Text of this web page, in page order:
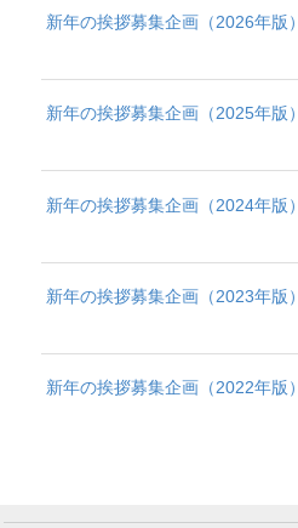
新年の挨拶募集企画（2026年版）
新年の挨拶募集企画（2025年版）
新年の挨拶募集企画（2024年版）
新年の挨拶募集企画（2023年版）
新年の挨拶募集企画（2022年版）